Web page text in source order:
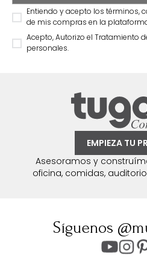
Entiendo y acepto los términos,
de mis compras en la plataforma
Acepto, Autorizo el Tratamiento
personales.
EMPIEZA TU
Asesoramos y
oficina, comidas,
Síguenos